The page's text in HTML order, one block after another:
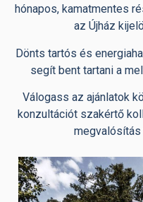
hónapos, kamatmentes
az Újház
Dönts tartós és
segít bent tartani a
Válogass az ajánlatok
konzultációt szakértő
megvalósítás